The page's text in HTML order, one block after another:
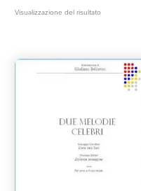
Clarinetto basso
QR base
QR esecuzione
Trascrizioni e Arrangiamenti
Visualizzazione del risultato